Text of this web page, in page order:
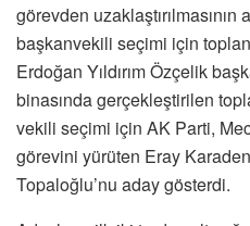
görevden uzaklaştırılmasının
başkanvekili seçimi için
Erdoğan Yıldırım Özçelik
binasında gerçekleştirilen
vekili seçimi için AK Parti,
görevini yürüten Eray
Topaloğlu’nu aday gösterdi.